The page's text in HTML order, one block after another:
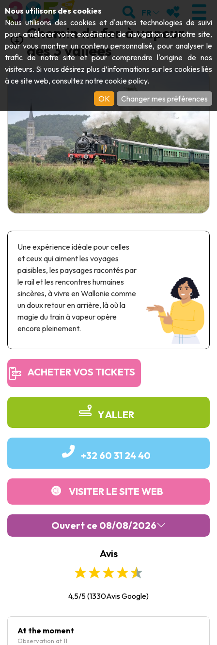
VISITER
Abbayes & monuments religieux
Art
Artisanat & savoir-faire
Châteaux, citadelles & beffrois
Folklore & histoire locale
Histoire
Patrimoine automobile & ferroviaire
Patrimoine industriel & ouvrage d'art
Produits de terroir
Tourisme de mémoire
UNESCO
EXPLORER
Grottes
Jardins, parcs & sites naturels
Parcs animaliers, zoologiques & aquariums
BOUGER
Bateaux touristiques & croisières
Draisines & trains touristiques
Kayaks
Parcs aventure
Parcs récréatifs, nautiques & aquatiques
ÉVÉNEMENTS
LE TOP DES ACTIVITÉS POUR CET
ÉTÉ
TÉLÉCHARGER LE GUIDE
Aller au contenu principal; RECHERCHER
FR MES FAVORIS
Chemin de fer à vapeur
des 3 vallées
Une expérience idéale pour celles
et ceux qui aiment les voyages
paisibles, les paysages racontés par
le rail et les rencontres humaines
sincères, à vivre en Wallonie comme
un doux retour en arrière, là où la
magie du train à vapeur opère
encore pleinement.
ACHETER VOS TICKETS
Y ALLER
+32 60 31 24 40
VISITER LE SITE WEB
Ouvert ce 08/08/2026
19:00
Vendredi :Fermé
Avis
4,5/5(1330Avis Google)
At the moment
Observation at 11
Nous utilisons des cookies
Nous utilisons des cookies et d'autres technologies de suivi
pour améliorer votre expérience de navigation sur notre site,
pour vous montrer un contenu personnalisé, pour analyser le
trafic de notre site et pour comprendre l'origine de nos
visiteurs. Si vous désirez plus d’informations sur les cookies liés
à ce site web, consultez notrecookie policy.
OK
Changer mes préférences